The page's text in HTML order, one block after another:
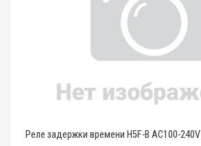
Реле задержки времени H5F-B AC100-240V